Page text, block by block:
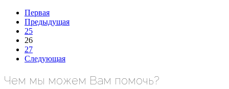
Первая
Предыдущая
25
26
27
Следующая
Чем мы можем Вам помочь?